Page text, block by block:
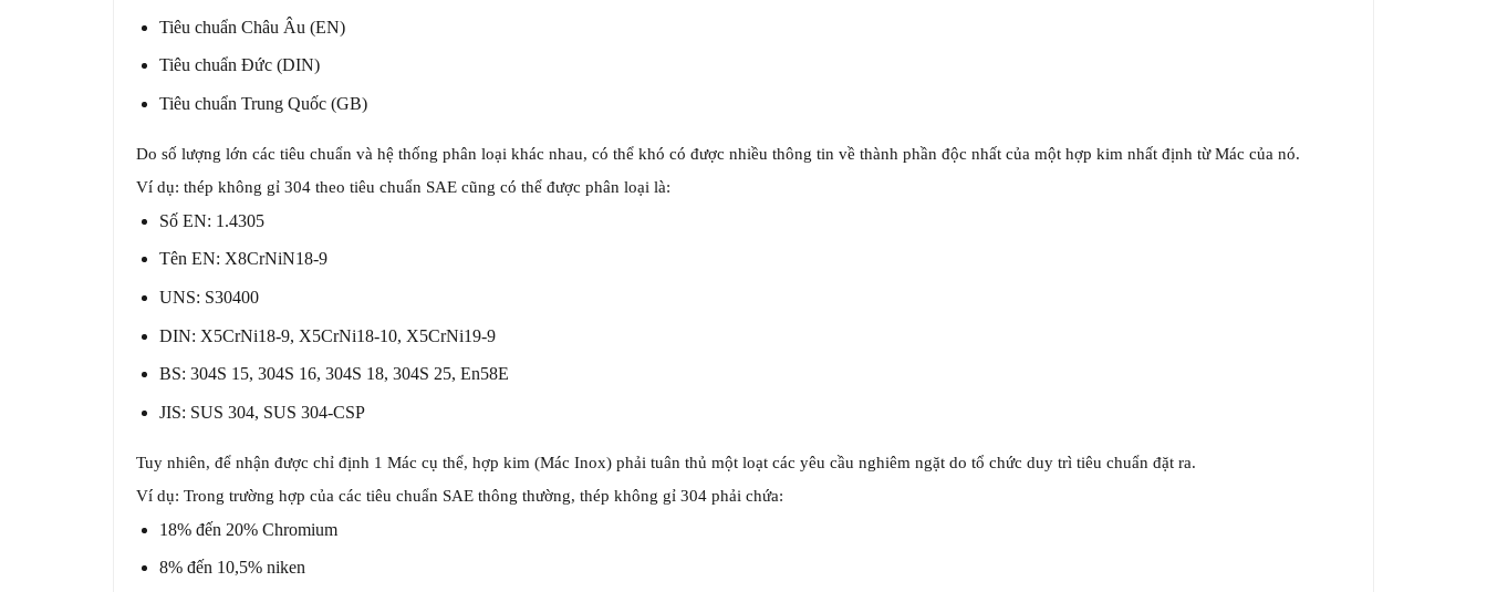
Tiêu chuẩn Châu Âu (EN)
Tiêu chuẩn Đức (DIN)
Tiêu chuẩn Trung Quốc (GB)
Do số lượng lớn các tiêu chuẩn và hệ thống phân loại khác nhau, có thể khó có được nhiều thông tin về thành phần độc nhất của một hợp kim nhất định từ Mác của nó.
Ví dụ: thép không gỉ 304 theo tiêu chuẩn SAE cũng có thể được phân loại là:
Số EN: 1.4305
Tên EN: X8CrNiN18-9
UNS: S30400
DIN: X5CrNi18-9, X5CrNi18-10, X5CrNi19-9
BS: 304S 15, 304S 16, 304S 18, 304S 25, En58E
JIS: SUS 304, SUS 304-CSP
Tuy nhiên, để nhận được chỉ định 1 Mác cụ thể, hợp kim (Mác Inox) phải tuân thủ một loạt các yêu cầu nghiêm ngặt do tổ chức duy trì tiêu chuẩn đặt ra.
Ví dụ: Trong trường hợp của các tiêu chuẩn SAE thông thường, thép không gỉ 304 phải chứa:
18% đến 20% Chromium
8% đến 10,5% niken